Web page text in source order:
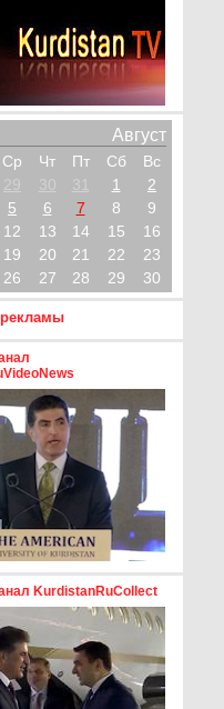
Август
Ср Чт Пт Сб
Вс
29 30 31 1
2
5 6 7 8
9
12 13 14 15
16
19 20 21 22
23
26 27 28 29 30
KurdistanRuCollect